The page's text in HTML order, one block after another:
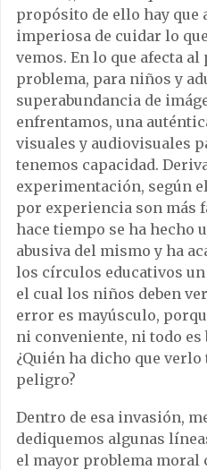
propósito de ello hay que
imperiosa de cuidar lo
vemos. En lo que afecta
problema, para niños y
superabundancia de
enfrentamos, una
visuales y audiovisuales
tenemos capacidad.
experimentación, según
por experiencia son más
hace tiempo se ha hecho
abusiva del mismo y ha
los círculos educativos
el cual los niños deben
error es mayúsculo,
ni conveniente, ni todo es
¿Quién ha dicho que verlo
peligro?
Dentro de esa invasión,
dediquemos algunas
el mayor problema moral